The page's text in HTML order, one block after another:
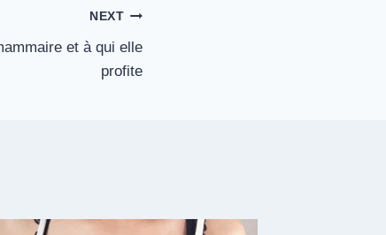
NEXT
et à qui elle
profite